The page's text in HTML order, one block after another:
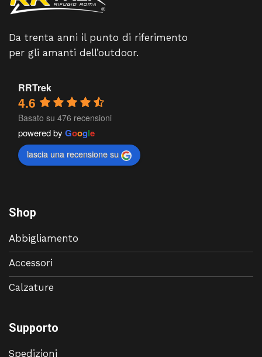
Da trenta anni il punto di riferimento
per gli amanti dell’outdoor.
RRTrek
4.6
Basato su 476 recensioni
powered by Google
lascia una recensione su
Shop
Abbigliamento
Accessori
Calzature
Supporto
Spedizioni